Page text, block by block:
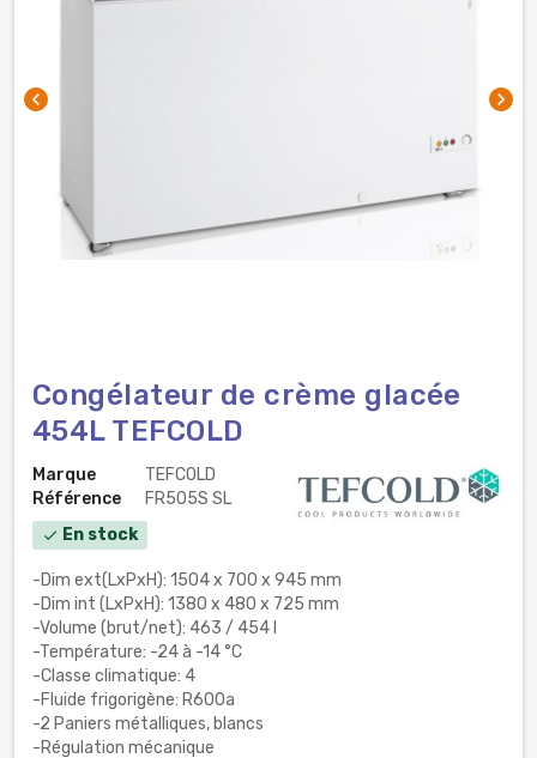
chevron_left chevron_right
Congélateur de crème glacée
454L TEFCOLD
Marque
TEFCOLD
Référence
FR505S SL
check En stock
-Dim ext(LxPxH): 1504 x 700 x 945 mm
-Dim int (LxPxH): 1380 x 480 x 725 mm
-Volume (brut/net): 463 / 454 l
-Température: -24 à -14 °C
-Classe climatique: 4
-Fluide frigorigène: R600a
-2 Paniers métalliques, blancs
-Régulation mécanique